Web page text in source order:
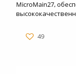
MicroMain27,
49